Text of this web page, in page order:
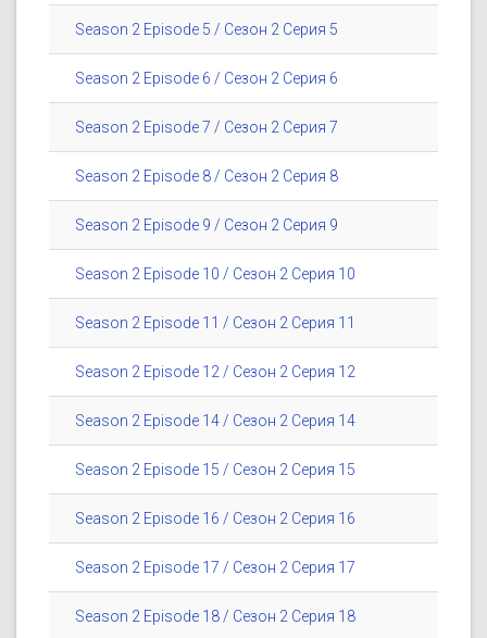
Season 2 Episode 5 / Сезон 2 Серия 5
Season 2 Episode 6 / Сезон 2 Серия 6
Season 2 Episode 7 / Сезон 2 Серия 7
Season 2 Episode 8 / Сезон 2 Серия 8
Season 2 Episode 9 / Сезон 2 Серия 9
Season 2 Episode 10 / Сезон 2 Серия 10
Season 2 Episode 11 / Сезон 2 Серия 11
Season 2 Episode 12 / Сезон 2 Серия 12
Season 2 Episode 14 / Сезон 2 Серия 14
Season 2 Episode 15 / Сезон 2 Серия 15
Season 2 Episode 16 / Сезон 2 Серия 16
Season 2 Episode 17 / Сезон 2 Серия 17
Season 2 Episode 18 / Сезон 2 Серия 18